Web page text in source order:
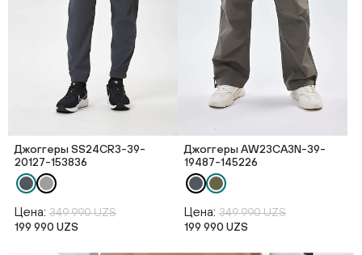
Джоггеры SS24CR3-39-
20127-153836
Цена: 349 990 UZS
199 990 UZS
Джоггеры AW23CA3N-39-
19487-145226
Цена: 349 990 UZS
199 990 UZS